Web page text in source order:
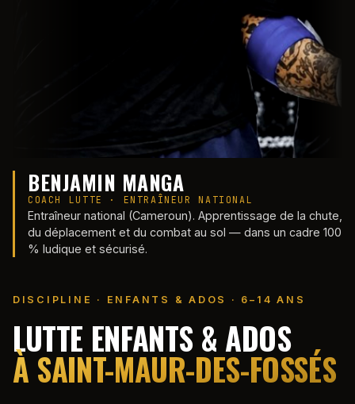
DISCIPLINE · ENFANTS & ADOS · 6–14 ANS
LUTTE ENFANTS & ADOS
À SAINT-MAUR-DES-FOSSÉS
BENJAMIN MANGA
COACH LUTTE · ENTRAÎNEUR NATIONAL
Entraîneur national (Cameroun). Apprentissage de la chute,
du déplacement et du combat au sol — dans un cadre 100
% ludique et sécurisé.